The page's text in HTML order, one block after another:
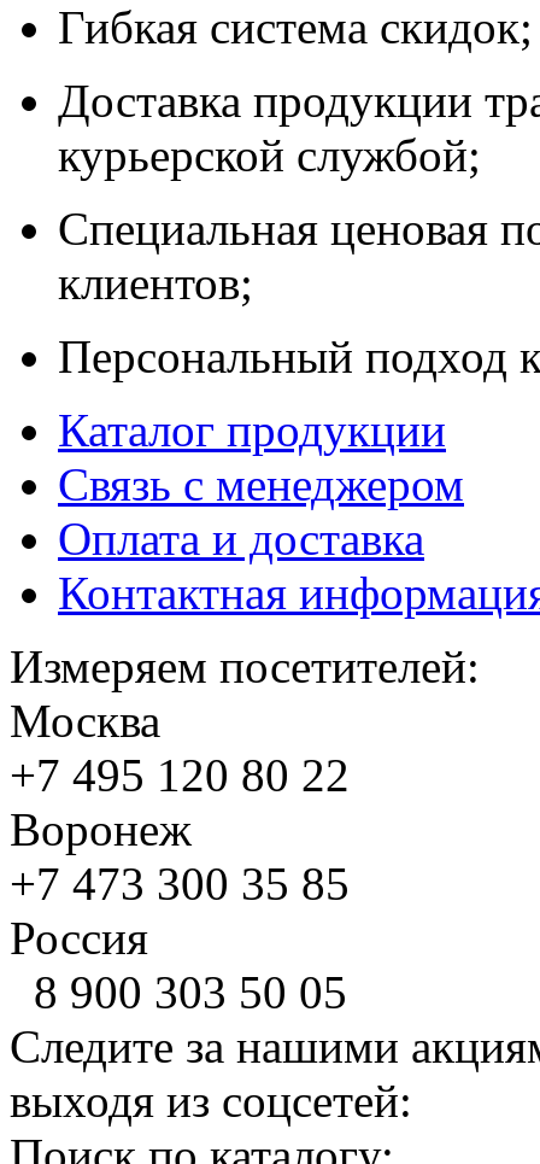
Гибкая система скидок;
Доставка продукции
курьерской службой;
Специальная ценовая
клиентов;
Персональный подход
Каталог продукции
Связь с менеджером
Оплата и доставка
Контактная
Измеряем посетителей:
Москва
+7 495 120 80 22
Воронеж
+7 473 300 35 85
Россия
8 900 303 50 05
Следите за нашими
выходя из соцсетей: